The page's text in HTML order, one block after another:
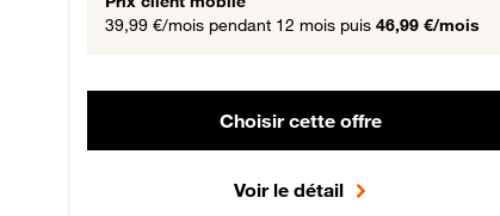
39,99 €/mois pendant 12 mois puis 46,99 €/mois
Choisir cette offre
Voir le détail